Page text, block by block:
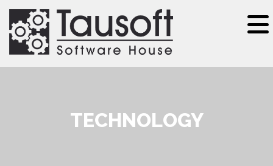
Salta al contenuto principale
TECHNOLOGY